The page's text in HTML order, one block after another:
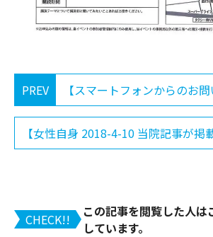
PREV 【スマートフォンからのお問
CHECK!!
この記事を閲覧した人は
しています。